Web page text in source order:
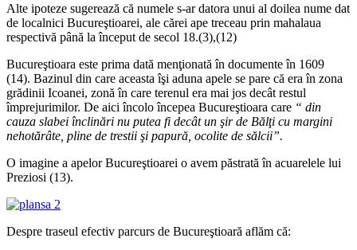
Alte ipoteze sugerează că numele s-ar datora unui al doilea nume dat
de localnici Bucureştioarei, ale cărei ape treceau prin mahalaua
respectivă până la început de secol 18.(3),(12)
Bucureştioara este prima dată menţionată în documente în 1609
(14). Bazinul din care aceasta îşi aduna apele se pare că era în zona
grădinii Icoanei, zonă în care terenul era mai jos decât restul
împrejurimilor. De aici încolo începea Bucureştioara care “ din
cauza slabei înclinări nu putea fi decât un şir de Bălţi cu margini
nehotărâte, pline de trestii şi papură, ocolite de sălcii”.
O imagine a apelor Bucureştioarei o avem păstrată în acuarelele lui
Preziosi (13).
Despre traseul efectiv parcurs de Bucureştioară aflăm că: